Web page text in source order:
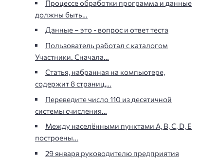
Процессе обработки программа и данные
должны быть…
Данные – это - вопрос и ответ теста
Пользователь работал с каталогом
Участники. Сначала…
Статья, набранная на компьютере,
содержит 8 страниц,…
Переведите число 110 из десятичной
системы счисления…
Между населёнными пунктами A, B, C, D, E
построены…
29 января руководителю предприятия